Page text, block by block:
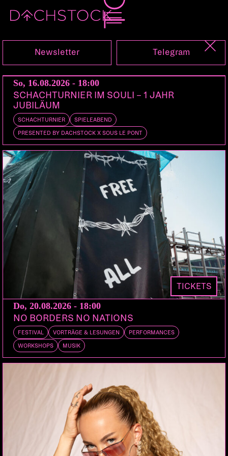
Sa, 12.03.2016
FIJI
MIDAS 104
AUF DAUERWELLE
THEATER: „LA BARBIE AND THE
LOVERBOY“
DER FLOTTE DREIER
GEPLANTES NICHTSTUN
DOORS:
20:00
VORVERKAUF:
PETZI.CH
25.-
Das Partydrogenaufkärungsangebot rave it safe
Helfer, dem Verein Aware Dance Culture, in die
dritte Runde der Save the Rave. Bereits zweimal
durfte die Partyreihe in Aktion treten und mit einem
bunten und freudevollen Programm für hoffentlich
unvergessliche Momente sorgen. Wir bleiben uns
treu und wollen auch bei diesem Mal den
Newsletter Telegram
So, 16.08.2026 - 18:00
SCHACHTURNIER IM SOULI – 1 JAHR
JUBILÄUM
SCHACHTURNIER SPIELEABEND
PRESENTED BY DACHSTOCK X SOUS LE PONT
TICKETS
Do, 20.08.2026 - 18:00
NO BORDERS NO NATIONS
FESTIVAL VORTRÄGE & LESUNGEN PERFORMANCES
WORKSHOPS MUSIK